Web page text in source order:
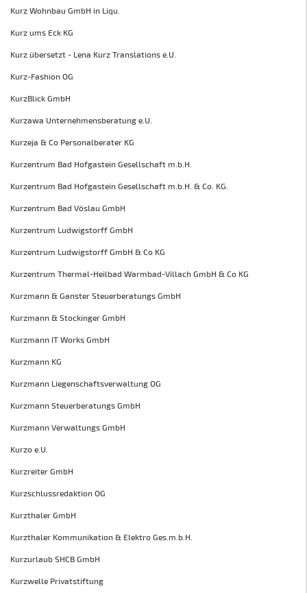
Kurz Wohnbau GmbH in Liqu.
Kurz ums Eck KG
Kurz übersetzt - Lena Kurz Translations e.U.
Kurz-Fashion OG
KurzBlick GmbH
Kurzawa Unternehmensberatung e.U.
Kurzeja & Co Personalberater KG
Kurzentrum Bad Hofgastein Gesellschaft m.b.H.
Kurzentrum Bad Hofgastein Gesellschaft m.b.H. & Co. KG.
Kurzentrum Bad Vöslau GmbH
Kurzentrum Ludwigstorff GmbH
Kurzentrum Ludwigstorff GmbH & Co KG
Kurzentrum Thermal-Heilbad Warmbad-Villach GmbH & Co KG
Kurzmann & Ganster Steuerberatungs GmbH
Kurzmann & Stockinger GmbH
Kurzmann IT Works GmbH
Kurzmann KG
Kurzmann Liegenschaftsverwaltung OG
Kurzmann Steuerberatungs GmbH
Kurzmann Verwaltungs GmbH
Kurzo e.U.
Kurzreiter GmbH
Kurzschlussredaktion OG
Kurzthaler GmbH
Kurzthaler Kommunikation & Elektro Ges.m.b.H.
Kurzurlaub SHCB GmbH
Kurzwelle Privatstiftung